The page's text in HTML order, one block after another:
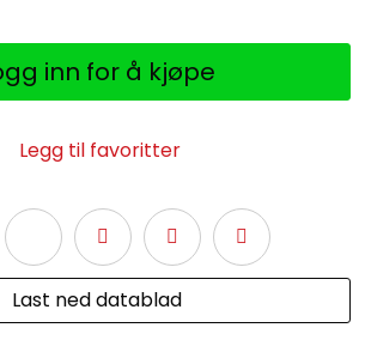
inn for å kjøpe
Legg til favoritter
Last ned datablad